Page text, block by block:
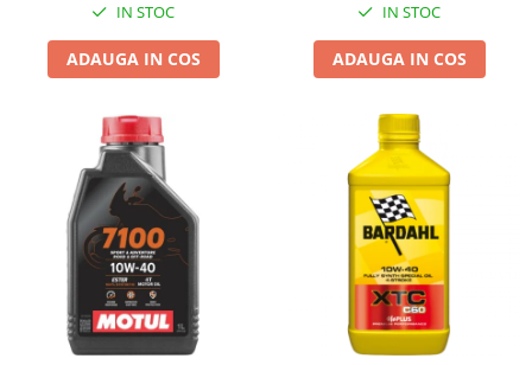
IN STOC
ADAUGA IN COS
IN STOC
ADAUGA IN COS